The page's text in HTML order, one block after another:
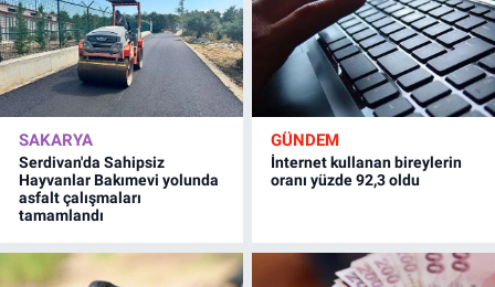
SAKARYA
Serdivan'da Sahipsiz
Hayvanlar Bakımevi yolunda
asfalt çalışmaları
tamamlandı
GÜNDEM
İnternet kullanan bireylerin
oranı yüzde 92,3 oldu